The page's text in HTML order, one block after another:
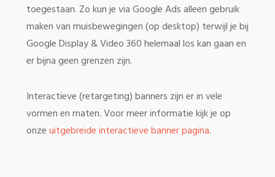
toegestaan. Zo kun je via Google Ads alleen gebruik
maken van muisbewegingen (op desktop) terwijl je bij
Google Display & Video 360 helemaal los kan gaan en
er bijna geen grenzen zijn.
Interactieve (retargeting) banners zijn er in vele
vormen en maten. Voor meer informatie kijk je op
onzeuitgebreide interactieve banner pagina.